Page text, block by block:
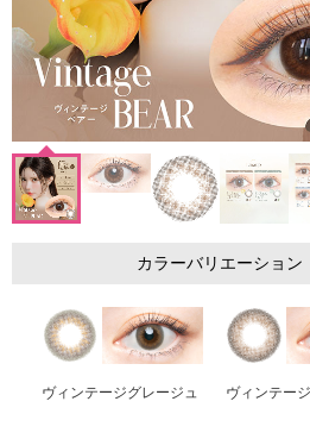
カラーバリエーション
ヴィンテージグレージュ ヴィンテー